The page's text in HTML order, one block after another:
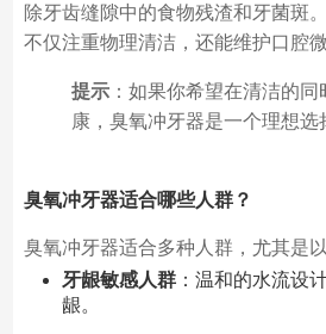
除牙齿缝隙中的食物残渣和牙菌斑
不仅注重物理清洁，还能维护口腔
提示：如果你希望在清洁的同
康，臭氧冲牙器是一个理想选
臭氧冲牙器适合哪些人群？
臭氧冲牙器适合多种人群，尤其是
牙龈敏感人群：温和的水流设
龈。